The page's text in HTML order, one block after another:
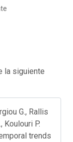
la siguiente
G., Rallis
Koulouri P.
trends